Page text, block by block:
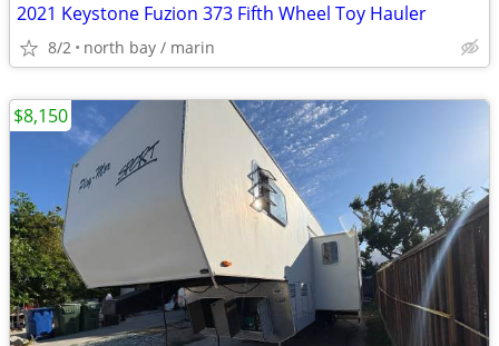
2021 Keystone Fuzion 373 Fifth Wheel Toy Hauler
8/2 north bay / marin
$8,150